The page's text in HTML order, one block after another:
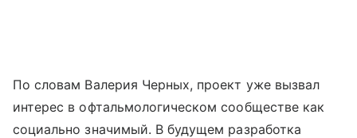
По словам Валерия Черных, проект уже вызвал
интерес в офтальмологическом сообществе как
социально значимый. В будущем разработка